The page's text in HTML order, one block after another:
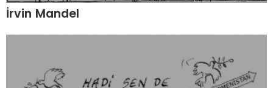
İrvin Mandel